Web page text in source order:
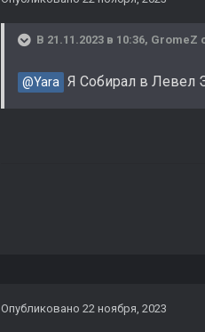
В 21.11.2023 в 10:36, GromeZ
@Yara Я Собирал в Левел
Опубликовано 22 ноября, 2023